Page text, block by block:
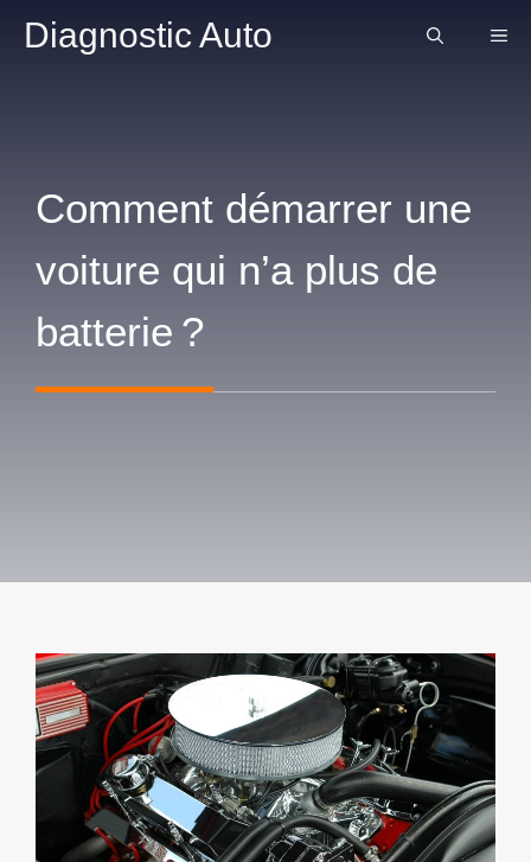
Diagnostic Auto
Comment démarrer une
voiture qui n’a plus de
batterie ?